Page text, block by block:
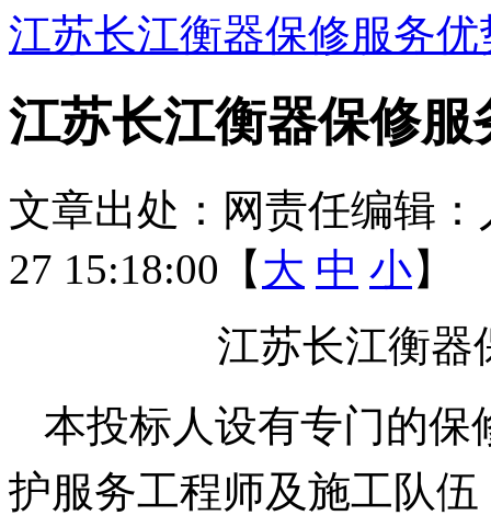
江苏长江衡器保修服务优
江苏长江衡器保修服
文章出处： 网责任编辑：
27 15:18:00【 大 中 小】
江苏长江衡器保
本投标人设有专门的保
护服务工程师及施工队